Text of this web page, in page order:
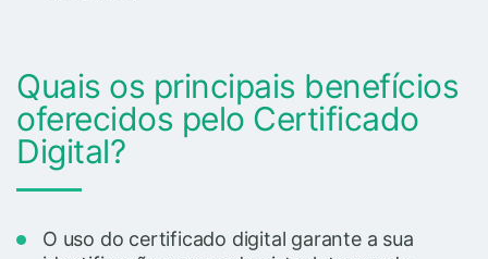
Quais os principais benefícios
oferecidos pelo Certificado
Digital?
O uso do certificado digital garante a sua